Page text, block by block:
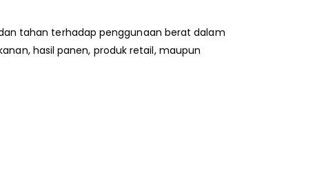
tahan terhadap penggunaan berat dalam
hasil panen, produk retail, maupun